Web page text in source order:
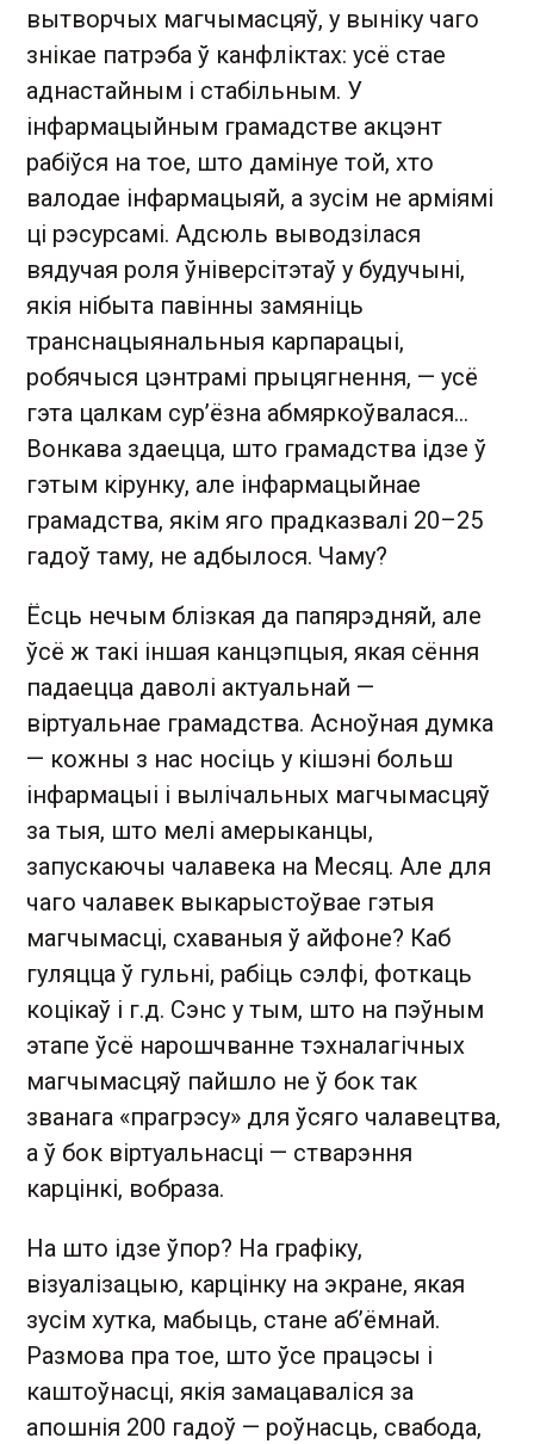
вытворчых магчымасцяў, у выніку чаго
знікае патрэба ў канфліктах: усё стае
аднастайным і стабільным. У
інфармацыйным грамадстве акцэнт
рабіўся на тое, што дамінуе той, хто
валодае інфармацыяй, а зусім не арміямі
ці рэсурсамі. Адсюль выводзілася
вядучая роля ўніверсітэтаў у будучыні,
якія нібыта павінны замяніць
транснацыянальныя карпарацыі,
робячыся цэнтрамі прыцягнення, — усё
гэта цалкам сур’ёзна абмяркоўвалася…
Вонкава здаецца, што грамадства ідзе ў
гэтым кірунку, але інфармацыйнае
грамадства, якім яго прадказвалі 20–25
гадоў таму, не адбылося. Чаму?
Ёсць нечым блізкая да папярэдняй, але
ўсё ж такі іншая канцэпцыя, якая сёння
падаецца даволі актуальнай —
віртуальнае грамадства. Асноўная думка
— кожны з нас носіць у кішэні больш
інфармацыі і вылічальных магчымасцяў
за тыя, што мелі амерыканцы,
запускаючы чалавека на Месяц. Але для
чаго чалавек выкарыстоўвае гэтыя
магчымасці, схаваныя ў айфоне? Каб
гуляцца ў гульні, рабіць сэлфі, фоткаць
коцікаў і г.д. Сэнс у тым, што на пэўным
этапе ўсё нарошчванне тэхналагічных
магчымасцяў пайшло не ў бок так
званага «прагрэсу» для ўсяго чалавецтва,
а ў бок віртуальнасці — стварэння
карцінкі, вобраза.
На што ідзе ўпор? На графіку,
візуалізацыю, карцінку на экране, якая
зусім хутка, мабыць, стане аб’ёмнай.
Размова пра тое, што ўсе працэсы і
каштоўнасці, якія замацаваліся за
апошнія 200 гадоў — роўнасць, свабода,